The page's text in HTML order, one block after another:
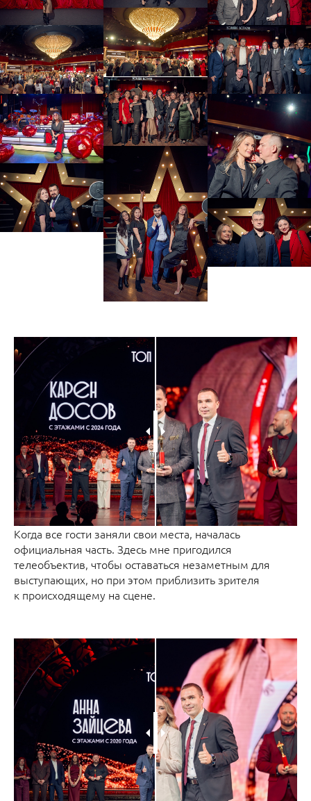
Когда все гости заняли свои места, началась
официальная часть. Здесь мне пригодился
телеобъектив, чтобы оставаться незаметным для
выступающих, но при этом приблизить зрителя
к происходящему на сцене.